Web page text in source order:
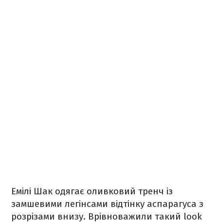
Емілі Шак одягає оливковий тренч із
замшевими легінсами відтінку аспарагуса з
розрізами внизу. Врівноважили такий look